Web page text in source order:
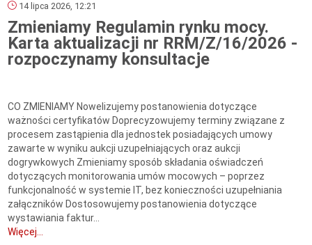
14 lipca 2026, 12:21
Zmieniamy Regulamin rynku mocy.
Karta aktualizacji nr RRM/Z/16/2026 -
rozpoczynamy konsultacje
CO ZMIENIAMY Nowelizujemy postanowienia dotyczące
ważności certyfikatów Doprecyzowujemy terminy związane z
procesem zastąpienia dla jednostek posiadających umowy
zawarte w wyniku aukcji uzupełniających oraz aukcji
dogrywkowych Zmieniamy sposób składania oświadczeń
dotyczących monitorowania umów mocowych – poprzez
funkcjonalność w systemie IT, bez konieczności uzupełniania
załączników Dostosowujemy postanowienia dotyczące
wystawiania faktur...
Więcej...